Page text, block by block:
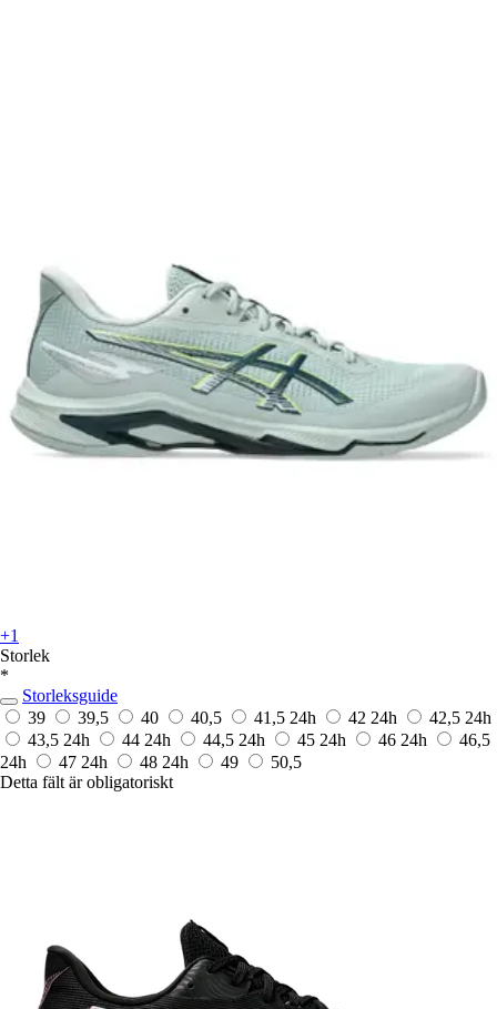
+1
Storlek
*
Storleksguide
39
39,5 40 40,5 41,5 24h 42 24h 42,5 24h
43,5 24h 44 24h 44,5 24h 45 24h 46 24h
46,5
24h
47 24h 48 24h 49
50,5
Detta fält är obligatoriskt